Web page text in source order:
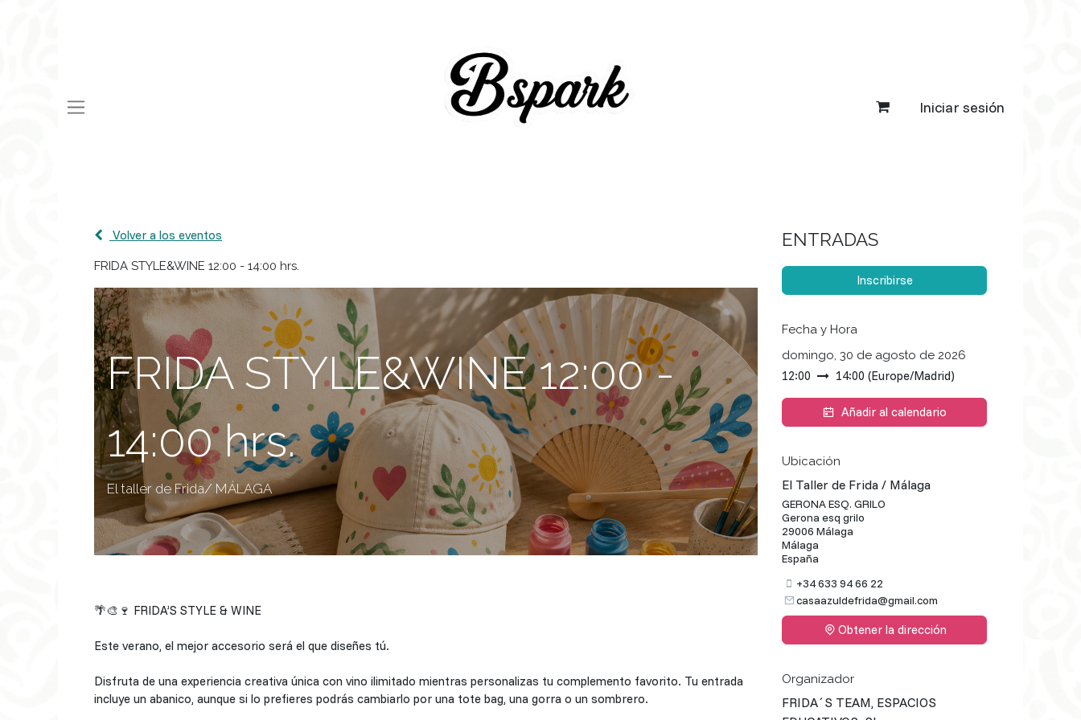
Iniciar sesión
Volver a los eventos
FRIDA STYLE&WINE 12:00 - 14:00 hrs.
FRIDA STYLE&WINE 12:00 -
14:00 hrs.
El taller de Frida/ MÁLAGA
🌴🎨🍷 FRIDA’S STYLE & WINE
Este verano, el mejor accesorio será el que diseñes tú.
Disfruta de una experiencia creativa única con vino ilimitado mientras personalizas tu complemento favorito. Tu entrada
incluye un abanico, aunque si lo prefieres podrás cambiarlo por una tote bag, una gorra o un sombrero.
ENTRADAS
Inscribirse
Fecha y Hora
domingo, 30 de agosto de 2026
12:00 14:00 (Europe/Madrid)
Añadir al calendario
Ubicación
El Taller de Frida / Málaga
GERONA ESQ. GRILO
Gerona esq grilo
29006 Málaga
Málaga
España
+34 633 94 66 22
casaazuldefrida@gmail.com
Obtener la dirección
Organizador
FRIDA´S TEAM, ESPACIOS